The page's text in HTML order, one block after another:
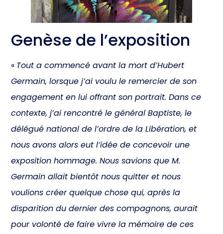
Genèse de l’exposition
« Tout a commencé avant la mort d’Hubert
Germain, lorsque j’ai voulu le remercier de son
engagement en lui offrant son portrait. Dans ce
contexte, j’ai rencontré le général Baptiste, le
délégué national de l’ordre de la Libération, et
nous avons alors eut l’idée de concevoir une
exposition hommage. Nous savions que M.
Germain allait bientôt nous quitter et nous
voulions créer quelque chose qui, après la
disparition du dernier des compagnons, aurait
pour volonté de faire vivre la mémoire de ces